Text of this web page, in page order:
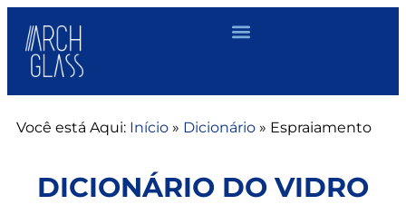
Você está Aqui: Início » Dicionário » Espraiamento
DICIONÁRIO DO VIDRO